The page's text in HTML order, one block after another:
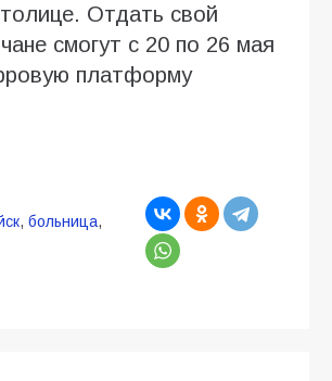
Отдать свой
смогут с 20 по 26 мая
платформу
, больница,